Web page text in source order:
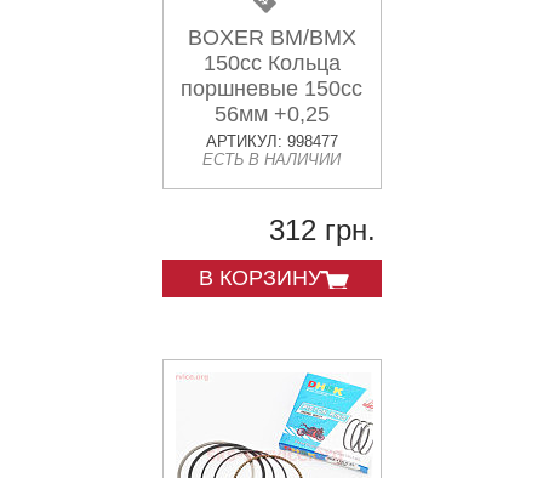
BOXER BM/BMX
150cc Кольца
поршневые 150cc
56мм +0,25
АРТИКУЛ: 998477
ЕСТЬ В НАЛИЧИИ
312 грн.
В КОРЗИНУ